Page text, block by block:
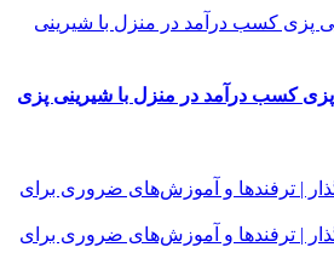
پزی کسب درآمد در منزل با شیرینی پزی